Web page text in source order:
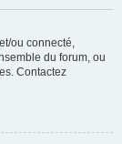
ou connecté,
du forum, ou
Contactez